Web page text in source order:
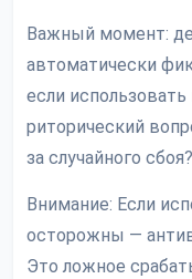
Важный момент:
автоматически
если
риторический
за случайного сбоя?
Внимание: Если
осторожны —
Это ложное